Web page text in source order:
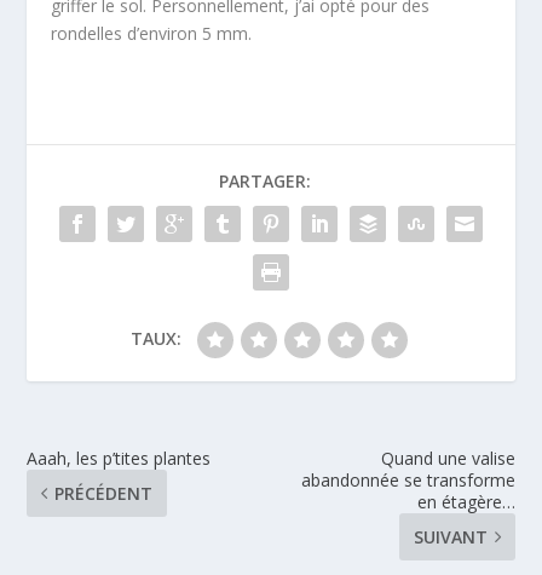
griffer le sol. Personnellement, j’ai opté pour des
rondelles d’environ 5 mm.
PARTAGER:
TAUX:
Aaah, les p’tites plantes
PRÉCÉDENT
Quand une valise
abandonnée se transforme
en étagère…
SUIVANT